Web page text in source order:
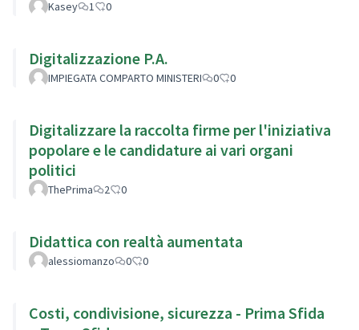
Kasey 1 0
Digitalizzazione P.A.
IMPIEGATA COMPARTO MINISTERI 0 0
Digitalizzare la raccolta firme per l'iniziativa
popolare e le candidature ai vari organi
politici
ThePrima 2 0
Didattica con realtà aumentata
alessiomanzo 0 0
Costi, condivisione, sicurezza - Prima Sfida